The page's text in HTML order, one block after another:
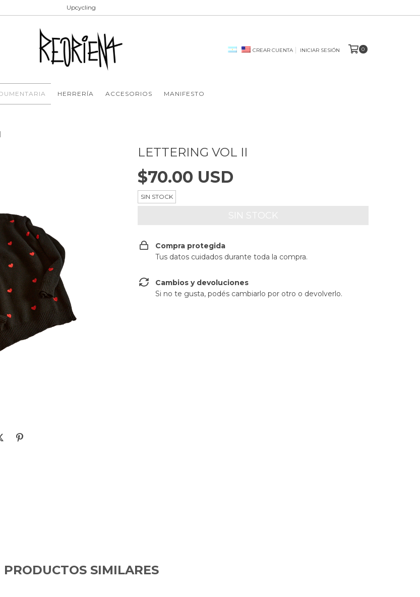
Upcycling
CREAR CUENTA INICIAR SESIÓN 0
HERRERÍA ACCESORIOS MANIFESTO
LETTERING VOL II
$70.00 USD
SIN STOCK
Compra protegida
Tus datos cuidados durante toda la compra.
Cambios y devoluciones
Si no te gusta, podés cambiarlo por otro o devolverlo.
PRODUCTOS SIMILARES